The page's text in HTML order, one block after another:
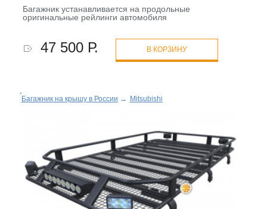
Багажник устанавливается на продольные
оригинальные рейлинги автомобиля
47 500 Р. В КОРЗИНУ
Багажник на крышу в России → Mitsubishi